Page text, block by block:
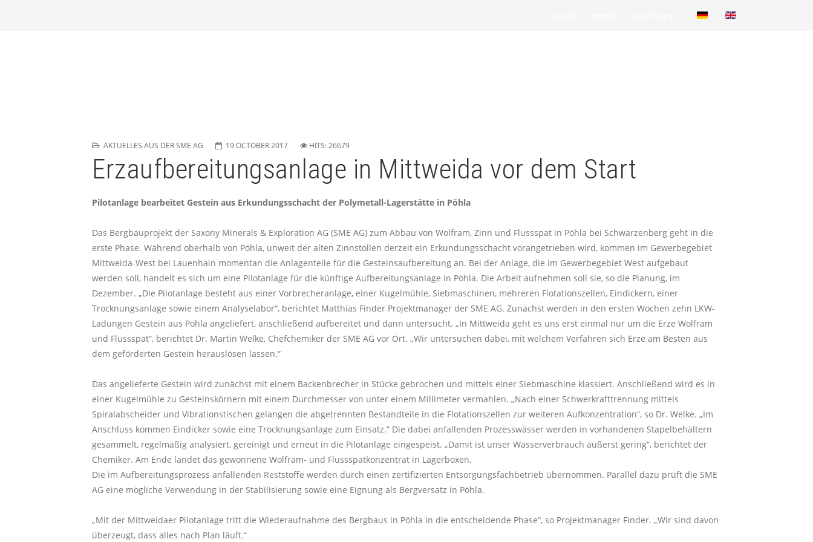
AKTUELLES AUS DER SME AG 19 OCTOBER 2017 HITS: 26679
Erzaufbereitungsanlage in Mittweida vor dem Start
Pilotanlage bearbeitet Gestein aus Erkundungsschacht der Polymetall-Lagerstätte in Pöhla
Das Bergbauprojekt der Saxony Minerals & Exploration AG (SME AG) zum Abbau von Wolfram, Zinn und Flussspat in Pöhla bei Schwarzenberg geht in die
erste Phase. Während oberhalb von Pöhla, unweit der alten Zinnstollen derzeit ein Erkundungsschacht vorangetrieben wird, kommen im Gewerbegebiet
Mittweida-West bei Lauenhain momentan die Anlagenteile für die Gesteinsaufbereitung an. Bei der Anlage, die im Gewerbegebiet West aufgebaut
werden soll, handelt es sich um eine Pilotanlage für die künftige Aufbereitungsanlage in Pöhla. Die Arbeit aufnehmen soll sie, so die Planung, im
Dezember. „Die Pilotanlage besteht aus einer Vorbrecheranlage, einer Kugelmühle, Siebmaschinen, mehreren Flotationszellen, Eindickern, einer
Trocknungsanlage sowie einem Analyselabor“, berichtet Matthias Finder Projektmanager der SME AG. Zunächst werden in den ersten Wochen zehn LKW-
Ladungen Gestein aus Pöhla angeliefert, anschließend aufbereitet und dann untersucht. „In Mittweida geht es uns erst einmal nur um die Erze Wolfram
und Flussspat“, berichtet Dr. Martin Welke, Chefchemiker der SME AG vor Ort. „Wir untersuchen dabei, mit welchem Verfahren sich Erze am Besten aus
dem geförderten Gestein herauslösen lassen.“
Das angelieferte Gestein wird zunächst mit einem Backenbrecher in Stücke gebrochen und mittels einer Siebmaschine klassiert. Anschließend wird es in
einer Kugelmühle zu Gesteinskörnern mit einem Durchmesser von unter einem Millimeter vermahlen. „Nach einer Schwerkrafttrennung mittels
Spiralabscheider und Vibrationstischen gelangen die abgetrennten Bestandteile in die Flotationszellen zur weiteren Aufkonzentration“, so Dr. Welke. „Im
Anschluss kommen Eindicker sowie eine Trocknungsanlage zum Einsatz.“ Die dabei anfallenden Prozesswässer werden in vorhandenen Stapelbehältern
gesammelt, regelmäßig analysiert, gereinigt und erneut in die Pilotanlage eingespeist. „Damit ist unser Wasserverbrauch äußerst gering“, berichtet der
Chemiker. Am Ende landet das gewonnene Wolfram- und Flussspatkonzentrat in Lagerboxen.
Die im Aufbereitungsprozess anfallenden Reststoffe werden durch einen zertifizierten Entsorgungsfachbetrieb übernommen. Parallel dazu prüft die SME
AG eine mögliche Verwendung in der Stabilisierung sowie eine Eignung als Bergversatz in Pöhla.
„Mit der Mittweidaer Pilotanlage tritt die Wiederaufnahme des Bergbaus in Pöhla in die entscheidende Phase“, so Projektmanager Finder. „Wir sind davon
überzeugt, dass alles nach Plan läuft.“